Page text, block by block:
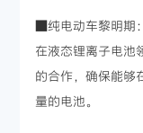
■纯电动车黎明期
在液态锂离子电池
的合作，确保能够
量的电池。